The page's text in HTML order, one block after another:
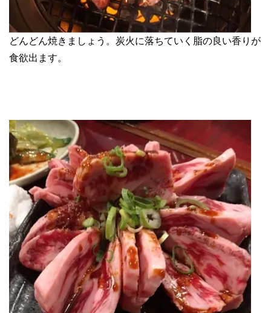
どんどん焼きましょう。炭火に落ちていく脂の良い香りが
食欲出ます。